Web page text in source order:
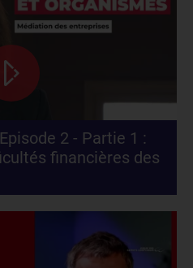
2 - Partie 1 :
financières des